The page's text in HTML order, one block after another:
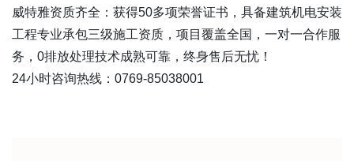
威特雅资质齐全：获得50多项荣誉证书，具备建筑机电安装
工程专业承包三级施工资质，项目覆盖全国，一对一合作服
务，0排放处理技术成熟可靠，终身售后无忧！
24小时咨询热线：0769-85038001